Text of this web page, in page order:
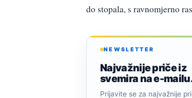
do stopala, s ravnomjerno
NEWSLETTER
Najvažnije priče iz
svemira na e-
Prijavite se za najvažnije